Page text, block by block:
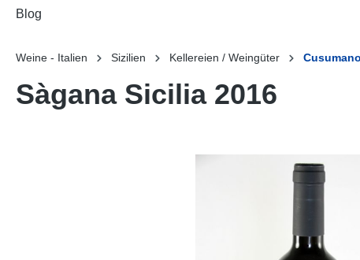
Blog
Weine - Italien Sizilien Kellereien / Weingüter Cusumano
Sàgana Sicilia 2016